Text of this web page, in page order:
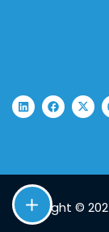
Copyright ©